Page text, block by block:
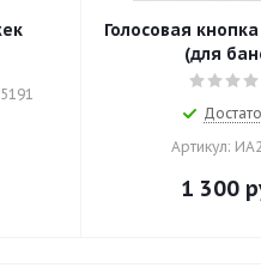
Голосовая
(для
Артикул:
1 300